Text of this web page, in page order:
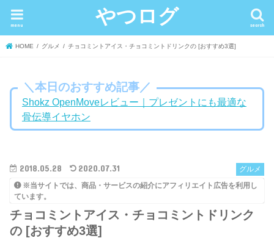
やつログ search
menu
HOME グルメ チョコミントアイス・チョコミントドリンクの [おすすめ3選]
＼本日のおすすめ記事／
Shokz OpenMoveレビュー｜プレゼントにも最適な
骨伝導イヤホン
グルメ
2018.05.28 2020.07.31
※当サイトでは、商品・サービスの紹介にアフィリエイト広告を利用し
ています。
チョコミントアイス・チョコミントドリンク
の [おすすめ3選]